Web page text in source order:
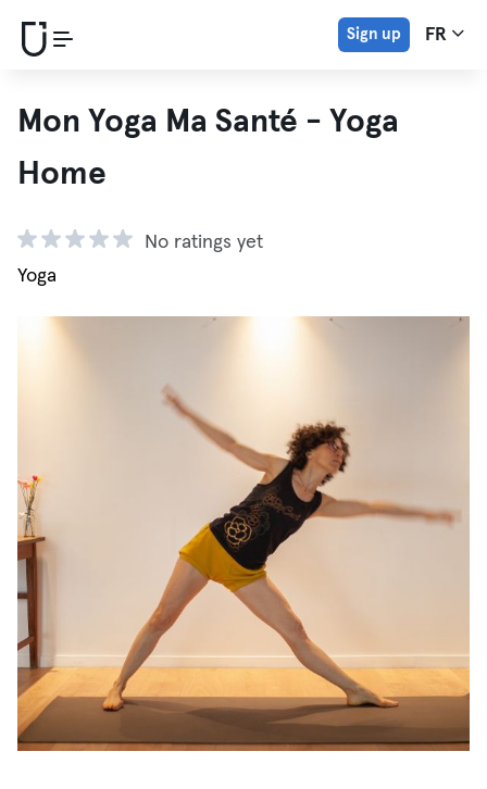
Sign up FR
Mon Yoga Ma Santé - Yoga
Home
No ratings yet
Yoga